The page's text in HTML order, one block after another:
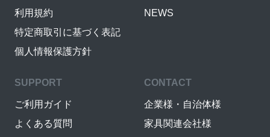
利用規約
特定商取引に基づく表記
個人情報保護方針
NEWS
SUPPORT
ご利用ガイド
よくある質問
CONTACT
企業様・自治体様
家具関連会社様